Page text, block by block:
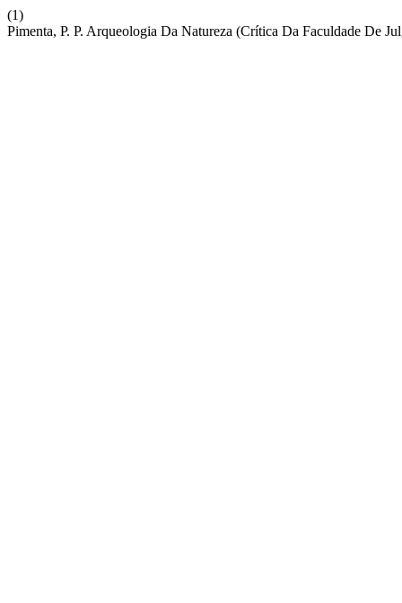
(1)
Pimenta, P. P. Arqueologia Da Natureza (Crítica Da Faculdade De